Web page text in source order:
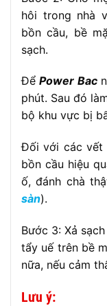
hôi trong nhà
bồn cầu, bề
sạch.
ĐểPower Bac
phút. Sau đó
bộ khu vực bị
Đối với các vết
bồn cầu hiệu
ố, đánh chà
sàn).
Bước 3: Xả
tẩy uế trên bề
nữa, nếu cảm
Lưu ý: